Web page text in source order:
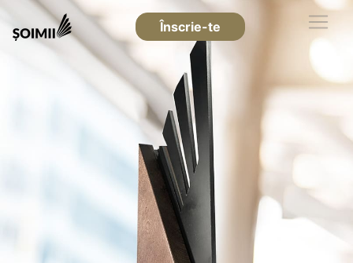
Înscrie-te